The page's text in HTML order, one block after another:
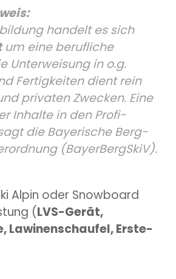
handelt es sich
um eine berufliche
Unterweisung in o.g.
Fertigkeiten dient rein
privaten Zwecken. Eine
Inhalte in den Profi-
die Bayerische Berg-
(BayerBergSkiV).
Alpin oder Snowboard
(LVS-Gerät,
Lawinenschaufel, Erste-